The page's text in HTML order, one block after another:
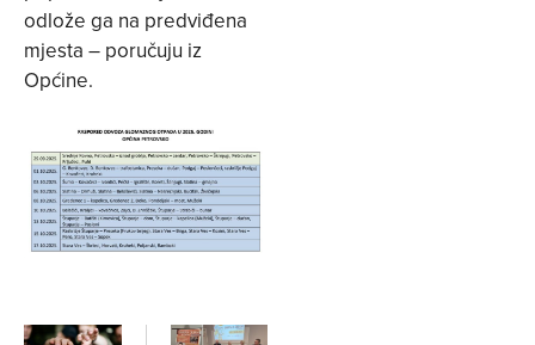
odlože ga na predviđena
mjesta – poručuju iz
Općine.